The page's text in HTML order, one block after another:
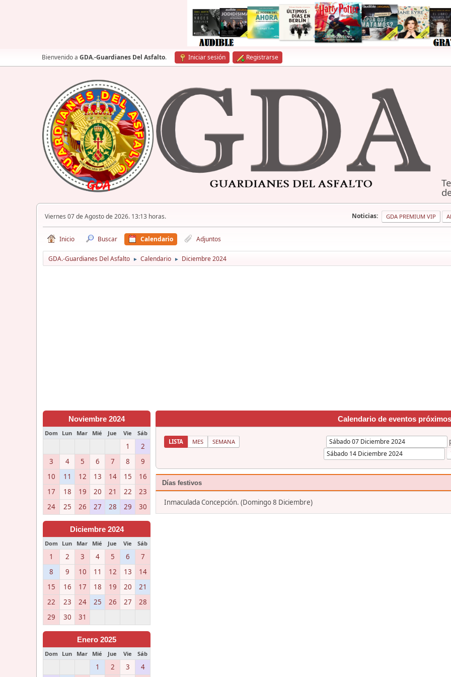
Bienvenido a GDA.-Guardianes Del Asfalto. Iniciar sesión Registrarse
Viernes 07 de Agosto de 2026. 13:13 horas. Noticias: GDA PREMIUM VIP
Inicio Buscar Calendario Adjuntos
GDA.-Guardianes Del Asfalto ► Calendario ► Diciembre 2024
Noviembre 2024
Dom Lun Mar Mié Jue Vie Sáb
1
2
3
4 5 6 7 8
9
10
11 12 13 14 15
16
17
18 19 20 21 22
23
24
25 26 27 28 29 30
Diciembre 2024
Dom Lun Mar Mié Jue Vie Sáb
1 2 3 4 5 6
7
8
9 10 11 12 13
14
15
16 17 18 19 20
21
22
23 24 25 26 27
28
29
30 31
Enero 2025
Dom Lun Mar Mié Jue Vie Sáb
1 2 3 4
Calendario de eventos próximos
LISTA MES SEMANA
Días festivos
Inmaculada Concepción. (Domingo 8 Diciembre)